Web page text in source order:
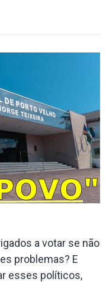
a votar se não
problemas? E
esses políticos,